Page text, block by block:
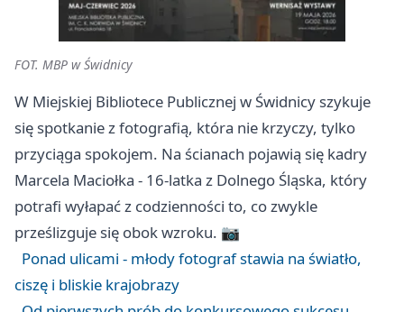
FOT. MBP w Świdnicy
W Miejskiej Bibliotece Publicznej w Świdnicy szykuje
się spotkanie z fotografią, która nie krzyczy, tylko
przyciąga spokojem. Na ścianach pojawią się kadry
Marcela Maciołka - 16-latka z Dolnego Śląska, który
potrafi wyłapać z codzienności to, co zwykle
prześlizguje się obok wzroku. 📷
Ponad ulicami - młody fotograf stawia na światło,
ciszę i bliskie krajobrazy